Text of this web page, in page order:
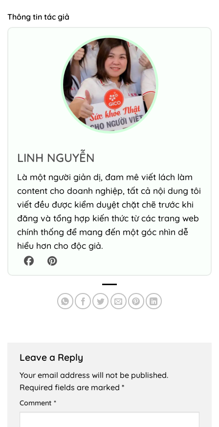
Thông tin tác giả
LINH NGUYỄN
Là một người giản dị, đam mê viết lách làm
content cho doanh nghiệp, tất cả nội dung tôi
viết đều được kiểm duyệt chặt chẽ trước khi
đăng và tổng hợp kiến thức từ các trang web
chính thống để mang đến một góc nhìn dễ
hiểu hơn cho độc giả.
Leave a Reply
Your email address will not be published.
Required fields are marked *
Comment *